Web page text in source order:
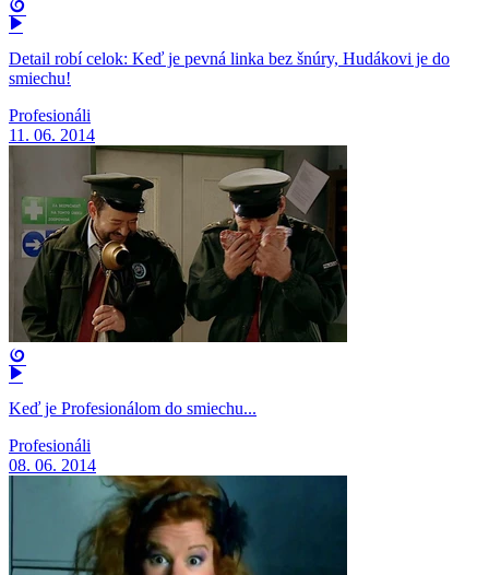
Detail robí celok: Keď je pevná linka bez šnúry, Hudákovi je do
smiechu!
Profesionáli
11. 06. 2014
Keď je Profesionálom do smiechu...
Profesionáli
08. 06. 2014